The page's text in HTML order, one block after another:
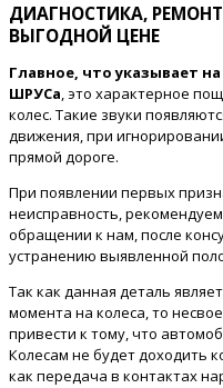
ДИАГНОСТИКА,
ВЫГОДНОЙ ЦЕНЕ
Главное, что указывает
ШРУСа, это характерное
колес. Такие звуки
движения, при
прямой дороге.
При появлении первых
неисправность,
обращении к нам, после
устранению выявленной
Так как данная деталь
момента на колеса, то
привести к тому, что
Колесам не будет доходить
как передача в контактах